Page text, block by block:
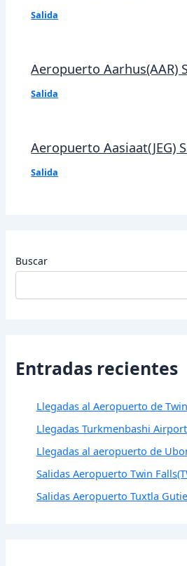
Salida
Aeropuerto Aarhus(AAR)
Salida
Aeropuerto Aasiaat(JEG)
Salida
Buscar
Entradas recientes
Llegadas al Aeropuerto de
Llegadas Turkmenbashi
Llegadas al aeropuerto de
Salidas Aeropuerto Twin
Salidas Aeropuerto Tuxtla